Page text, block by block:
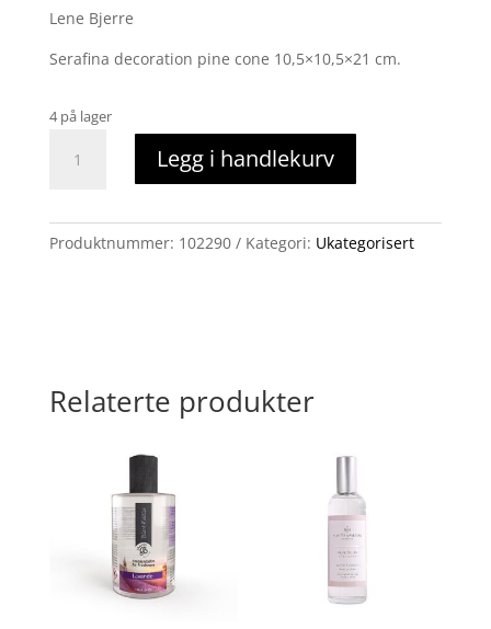
Lene Bjerre
Serafina decoration pine cone 10,5×10,5×21 cm.
4 på lager
gullkongle,stående
antall
Legg i handlekurv
Produktnummer: 102290 Kategori: Ukategorisert
Relaterte produkter